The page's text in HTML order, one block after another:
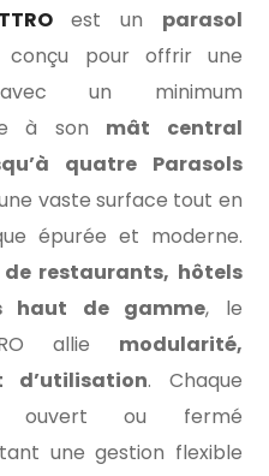
est un parasol
conçu pour offrir une
un minimum
à son mât central
quatre Parasols
vaste surface tout en
épurée et moderne.
de restaurants, hôtels
haut de gamme, le
allie modularité,
d’utilisation. Chaque
ouvert ou fermé
une gestion flexible